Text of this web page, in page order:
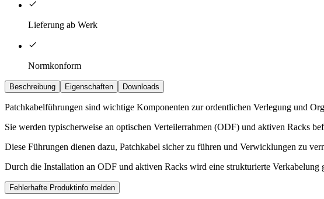
Lieferung ab Werk
Normkonform
Beschreibung Eigenschaften Downloads
Patchkabelführungen sind wichtige Komponenten zur ordentlichen Verlegung und
Sie werden typischerweise an optischen Verteilerrahmen (ODF) und aktiven Racks
Diese Führungen dienen dazu, Patchkabel sicher zu führen und Verwicklungen zu
Durch die Installation an ODF und aktiven Racks wird eine strukturierte
Fehlerhafte Produktinfo melden